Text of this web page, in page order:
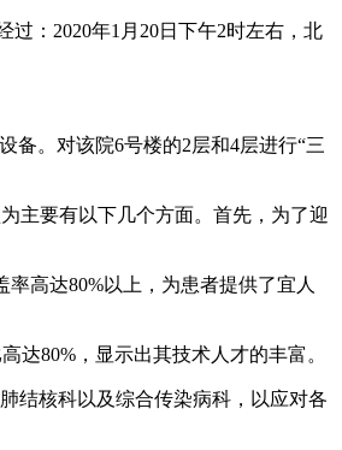
：2020年1月20日下午2时左右，北
备。对该院6号楼的2层和4层进行“三
主要有以下几个方面。首先，为了迎
高达80%以上，为患者提供了宜人
达80%，显示出其技术人才的丰富。
结核科以及综合传染病科，以应对各